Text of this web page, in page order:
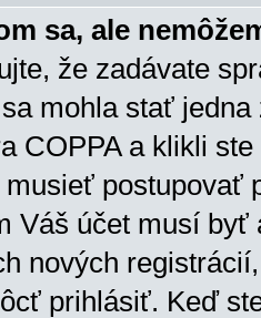
sa, ale
že zadávate
mohla stať
COPPA a klikli
musieť postupovať
Váš účet musí
nových
prihlásiť. Keď